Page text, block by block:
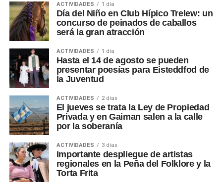
ACTIVIDADES 1 día
Día del Niño en Club Hípico Trelew: un
concurso de peinados de caballos
será la gran atracción
ACTIVIDADES 1 día
Hasta el 14 de agosto se pueden
presentar poesías para Eisteddfod de
la Juventud
ACTIVIDADES 2 días
El jueves se trata la Ley de Propiedad
Privada y en Gaiman salen a la calle
por la soberanía
ACTIVIDADES 3 días
Importante despliegue de artistas
regionales en la Peña del Folklore y la
Torta Frita